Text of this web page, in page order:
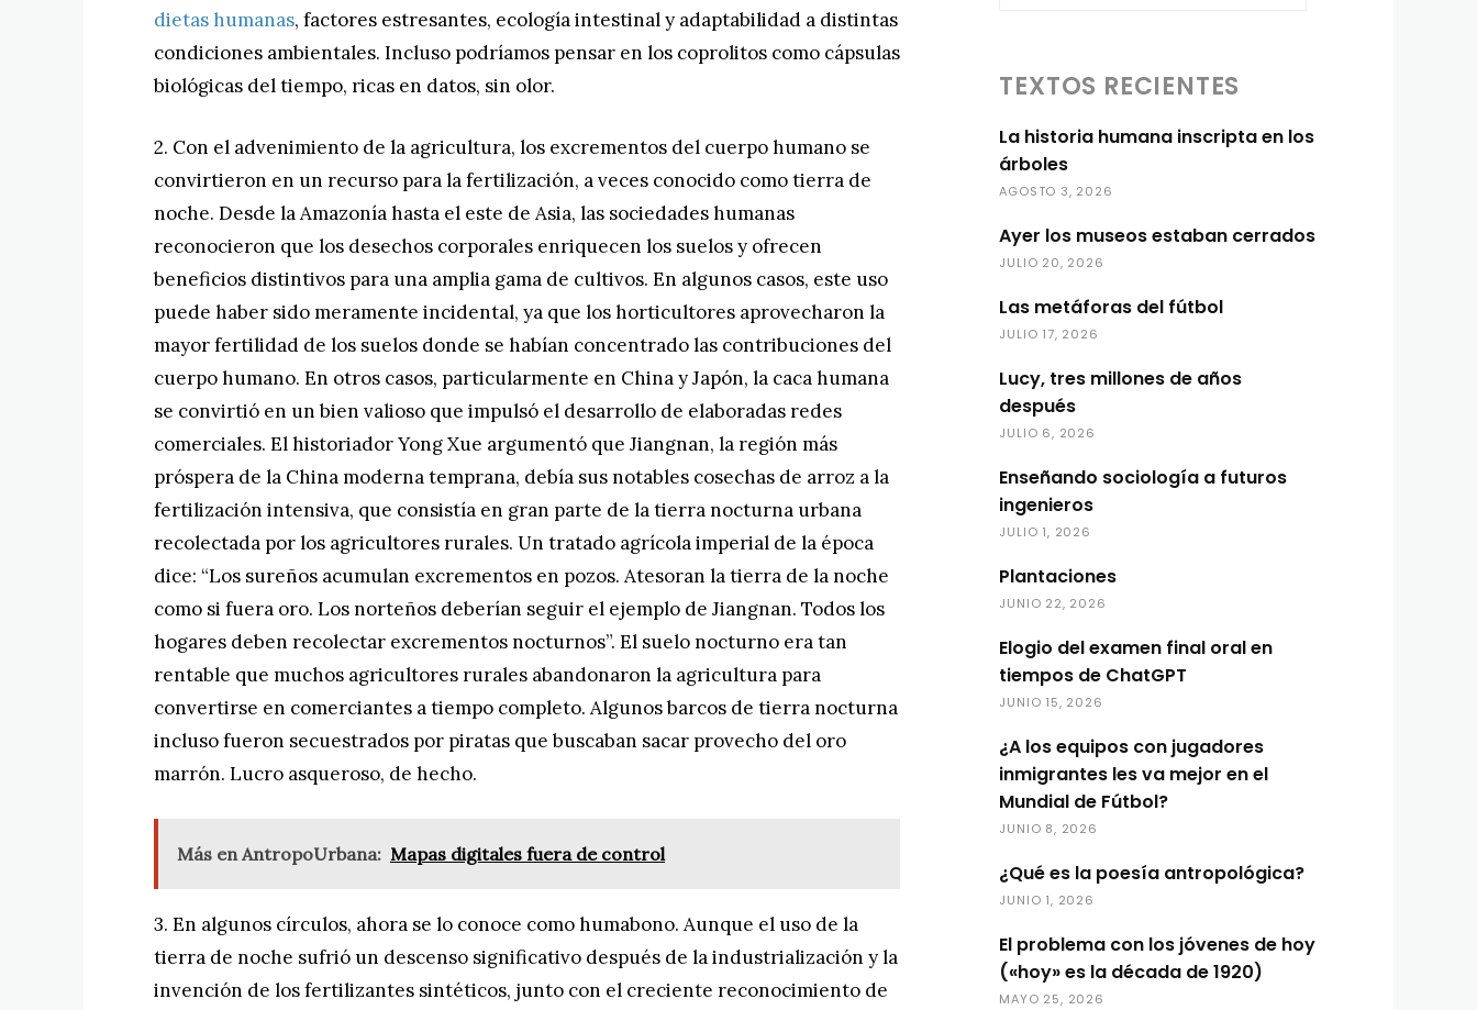
dietas humanas, factores estresantes, ecología intestinal y adaptabilidad a distintas
condiciones ambientales. Incluso podríamos pensar en los coprolitos como cápsulas
biológicas del tiempo, ricas en datos, sin olor.
2. Con el advenimiento de la agricultura, los excrementos del cuerpo humano se
convirtieron en un recurso para la fertilización, a veces conocido como tierra de
noche. Desde la Amazonía hasta el este de Asia, las sociedades humanas
reconocieron que los desechos corporales enriquecen los suelos y ofrecen
beneficios distintivos para una amplia gama de cultivos. En algunos casos, este uso
puede haber sido meramente incidental, ya que los horticultores aprovecharon la
mayor fertilidad de los suelos donde se habían concentrado las contribuciones del
cuerpo humano. En otros casos, particularmente en China y Japón, la caca humana
se convirtió en un bien valioso que impulsó el desarrollo de elaboradas redes
comerciales. El historiador Yong Xue argumentó que Jiangnan, la región más
próspera de la China moderna temprana, debía sus notables cosechas de arroz a la
fertilización intensiva, que consistía en gran parte de la tierra nocturna urbana
recolectada por los agricultores rurales. Un tratado agrícola imperial de la época
dice: “Los sureños acumulan excrementos en pozos. Atesoran la tierra de la noche
como si fuera oro. Los norteños deberían seguir el ejemplo de Jiangnan. Todos los
hogares deben recolectar excrementos nocturnos”. El suelo nocturno era tan
rentable que muchos agricultores rurales abandonaron la agricultura para
convertirse en comerciantes a tiempo completo. Algunos barcos de tierra nocturna
incluso fueron secuestrados por piratas que buscaban sacar provecho del oro
marrón. Lucro asqueroso, de hecho.
Más en AntropoUrbana: Mapas digitales fuera de control
3. En algunos círculos, ahora se lo conoce como humabono. Aunque el uso de la
tierra de noche sufrió un descenso significativo después de la industrialización y la
invención de los fertilizantes sintéticos, junto con el creciente reconocimiento de
TEXTOS RECIENTES
La historia humana inscripta en los
árboles
AGOSTO 3, 2026
Ayer los museos estaban cerrados
JULIO 20, 2026
Las metáforas del fútbol
JULIO 17, 2026
Lucy, tres millones de años
después
JULIO 6, 2026
Enseñando sociología a futuros
ingenieros
JULIO 1, 2026
Plantaciones
JUNIO 22, 2026
Elogio del examen final oral en
tiempos de ChatGPT
JUNIO 15, 2026
¿A los equipos con jugadores
inmigrantes les va mejor en el
Mundial de Fútbol?
JUNIO 8, 2026
¿Qué es la poesía antropológica?
JUNIO 1, 2026
El problema con los jóvenes de hoy
(«hoy» es la década de 1920)
MAYO 25, 2026